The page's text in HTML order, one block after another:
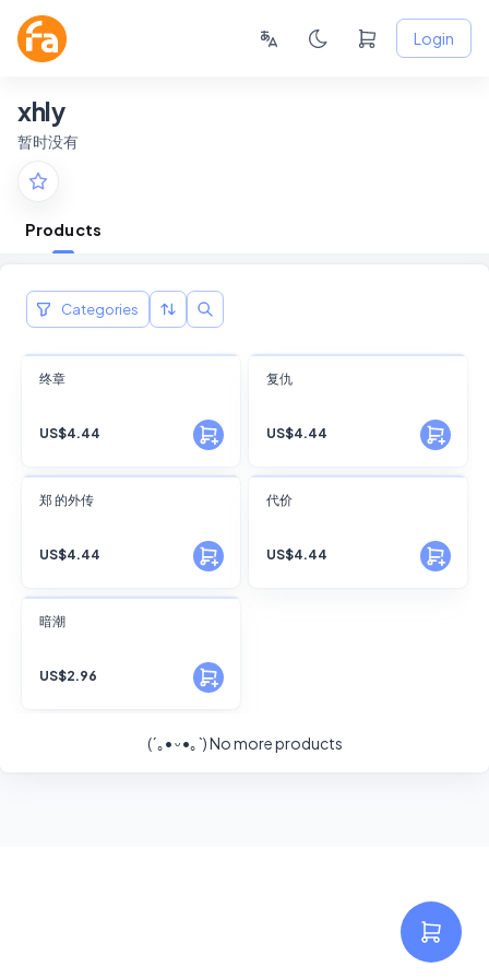
Login
xhly
暂时没有
Products
Categories
FANSKY
终章
US$4.44
FANSKY
复仇
US$4.44
FANSKY
郑 的外传
US$4.44
FANSKY
代价
US$4.44
FANSKY
暗潮
US$2.96
(´｡• ᵕ •｡`)No more products